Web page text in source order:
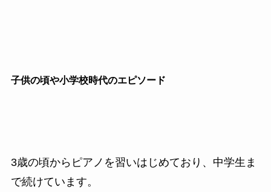
子供の頃や小学校時代のエピソード
3歳の頃からピアノを習いはじめており、中学生ま
で続けています。